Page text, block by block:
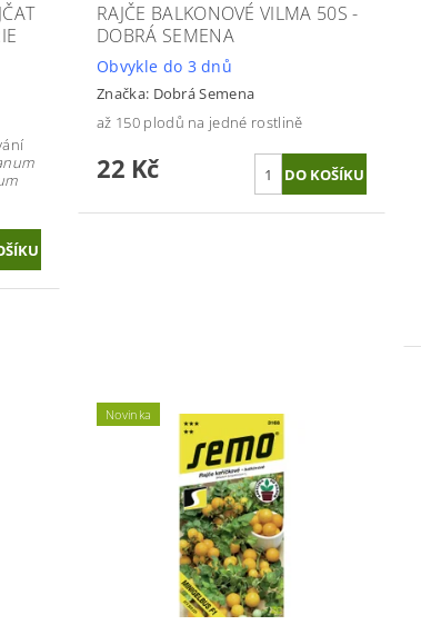
RAJČE BALKONOVÉ VILMA 50S -
DOBRÁ SEMENA
Obvykle do 3 dnů
Značka: Dobrá Semena
až 150 plodů na jedné rostlině
22 Kč
Novinka